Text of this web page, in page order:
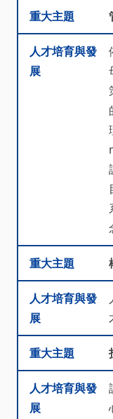
重大主題
人才培育與發
展
重大主題
人才培育與發
展
重大主題
人才培育與發
展